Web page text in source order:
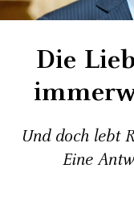
Die
Und doch lebt
Eine